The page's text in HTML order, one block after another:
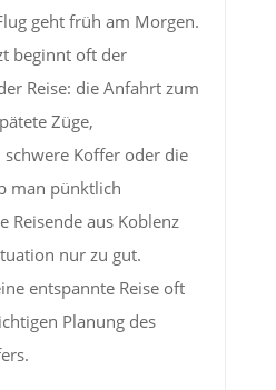
geht früh am Morgen.
beginnt oft der
Reise: die Anfahrt zum
Züge,
schwere Koffer oder die
man pünktlich
Reisende aus Koblenz
nur zu gut.
entspannte Reise oft
Planung des